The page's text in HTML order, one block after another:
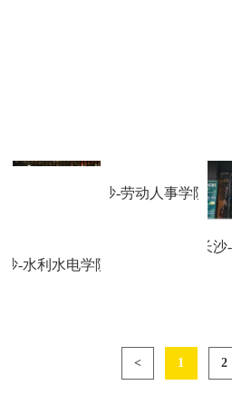
沙-水利水电学院店
长沙-劳动人事学院店
长
< 1 2